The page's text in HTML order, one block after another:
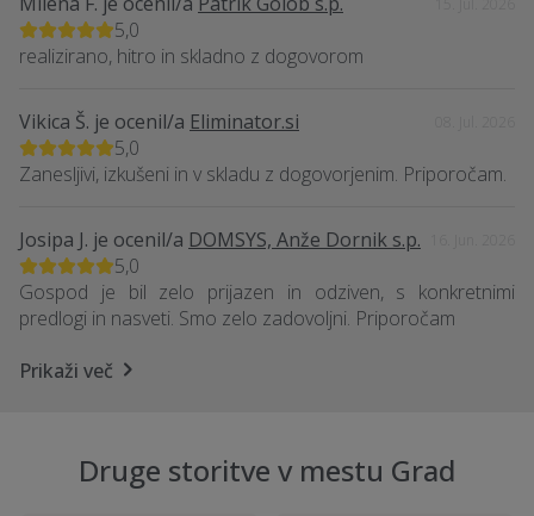
5,0
realizirano, hitro in skladno z dogovorom
Vikica Š. je ocenil/a Eliminator.si
5,0
Zanesljivi, izkušeni in v skladu z dogovorjenim. Priporočam.
Josipa J. je ocenil/a DOMSYS, Anže Dornik s.p.
5,0
Gospod je bil zelo prijazen in odziven, s konkretnimi
predlogi in nasveti. Smo zelo zadovoljni. Priporočam
Prikaži več
Druge storitve v mestu Grad